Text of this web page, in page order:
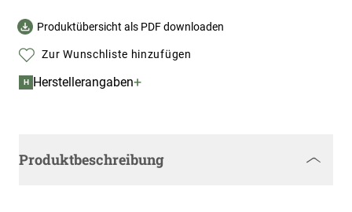
Produktübersicht als PDF downloaden
Zur Wunschliste hinzufügen
H Herstellerangaben+
Produktbeschreibung